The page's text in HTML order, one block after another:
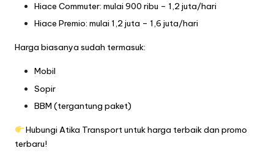
Hiace Commuter: mulai 900 ribu – 1,2 juta/hari
Hiace Premio: mulai 1,2 juta – 1,6 juta/hari
Harga biasanya sudah termasuk:
Mobil
Sopir
BBM (tergantung paket)
Hubungi Atika Transport untuk harga terbaik dan promo
terbaru!